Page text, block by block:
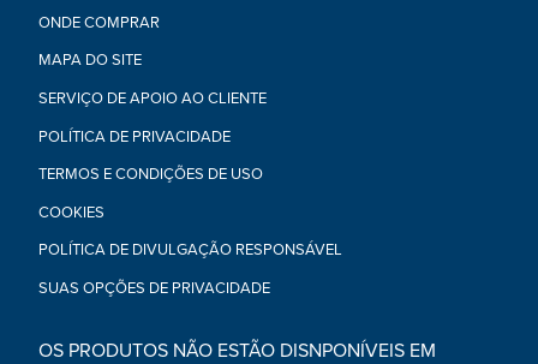
ONDE COMPRAR
MAPA DO SITE
SERVIÇO DE APOIO AO CLIENTE
POLÍTICA DE PRIVACIDADE
TERMOS E CONDIÇÕES DE USO
COOKIES
POLÍTICA DE DIVULGAÇÃO RESPONSÁVEL
SUAS OPÇÕES DE PRIVACIDADE
OS PRODUTOS NÃO ESTÃO DISNPONÍVEIS EM